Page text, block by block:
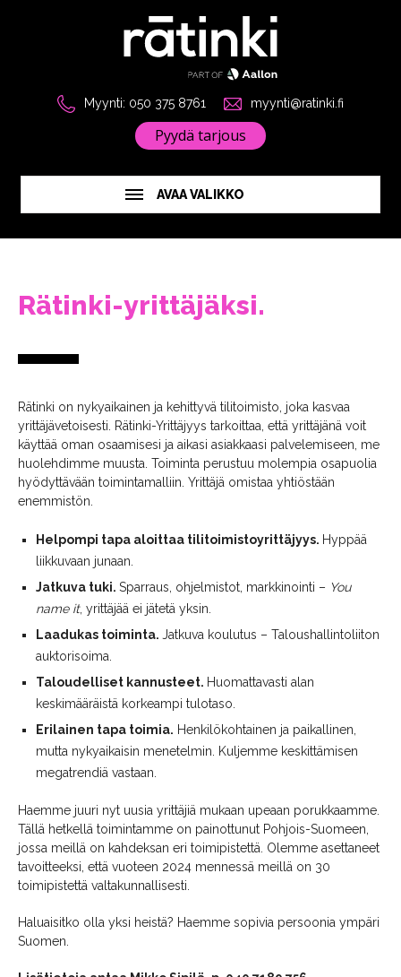
Myynti: 050 375 8761 myynti@ratinki.fi
Pyydä tarjous
AVAA VALIKKO
Rätinki-yrittäjäksi.
Rätinki on nykyaikainen ja kehittyvä tilitoimisto, joka kasvaa
yrittäjävetoisesti. Rätinki-Yrittäjyys tarkoittaa, että yrittäjänä voit
käyttää oman osaamisesi ja aikasi asiakkaasi palvelemiseen, me
huolehdimme muusta. Toiminta perustuu molempia osapuolia
hyödyttävään toimintamalliin. Yrittäjä omistaa yhtiöstään
enemmistön.
Helpompi tapa aloittaa tilitoimistoyrittäjyys. Hyppää
liikkuvaan junaan.
Jatkuva tuki. Sparraus, ohjelmistot, markkinointi – You
name it, yrittäjää ei jätetä yksin.
Laadukas toiminta. Jatkuva koulutus – Taloushallintoliiton
auktorisoima.
Taloudelliset kannusteet. Huomattavasti alan
keskimääräistä korkeampi tulotaso.
Erilainen tapa toimia. Henkilökohtainen ja paikallinen,
mutta nykyaikaisin menetelmin. Kuljemme keskittämisen
megatrendiä vastaan.
Haemme juuri nyt uusia yrittäjiä mukaan upeaan porukkaamme.
Tällä hetkellä toimintamme on painottunut Pohjois-Suomeen,
jossa meillä on kahdeksan eri toimipistettä. Olemme asettaneet
tavoitteeksi, että vuoteen 2024 mennessä meillä on 30
toimipistettä valtakunnallisesti.
Haluaisitko olla yksi heistä? Haemme sopivia persoonia ympäri
Suomen.